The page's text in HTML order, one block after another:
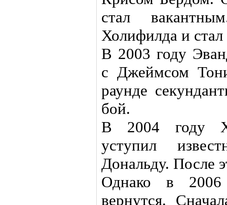
стал
Холифилда и
В 2003 году
с Джеймсом
раунде
бой.
В 2004 году
уступил
Дональду. После
Однако в
вернутся.